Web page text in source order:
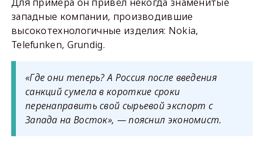
западные компании, производившие
высокотехнологичные изделия: Nokia,
Telefunken, Grundig.
«Где они теперь? А Россия после введения
санкций сумела в короткие сроки
перенаправить свой сырьевой экспорт с
Запада на Восток», — пояснил экономист.